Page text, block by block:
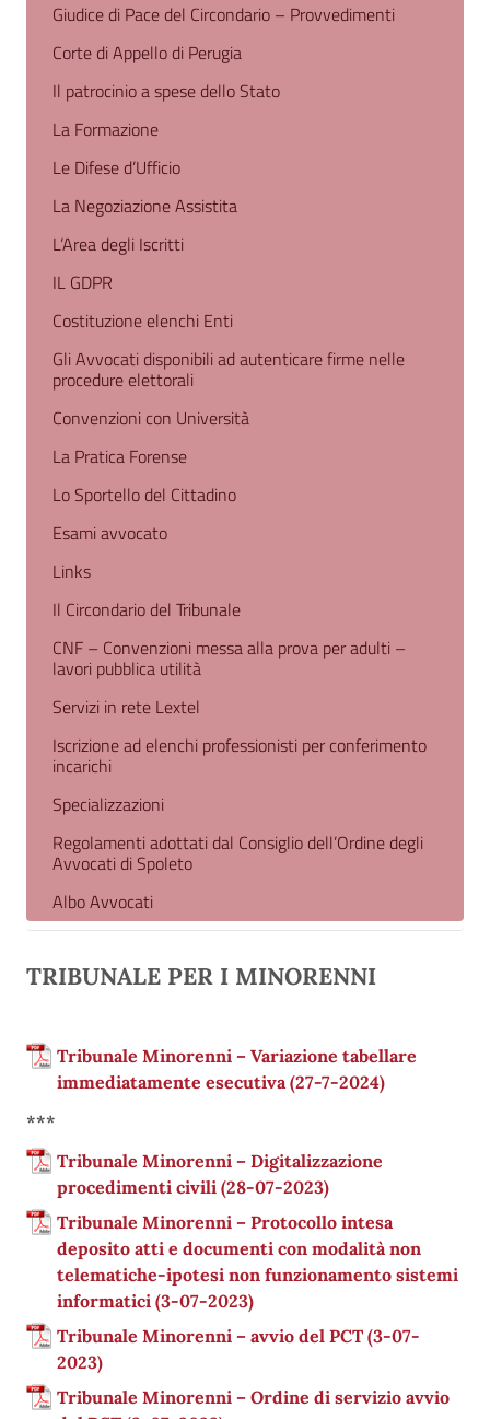
Giudice di Pace del Circondario – Provvedimenti
Corte di Appello di Perugia
Il patrocinio a spese dello Stato
La Formazione
Le Difese d’Ufficio
La Negoziazione Assistita
L’Area degli Iscritti
IL GDPR
Costituzione elenchi Enti
Gli Avvocati disponibili ad autenticare firme nelle
procedure elettorali
Convenzioni con Università
La Pratica Forense
Lo Sportello del Cittadino
Esami avvocato
Links
Il Circondario del Tribunale
CNF – Convenzioni messa alla prova per adulti –
lavori pubblica utilità
Servizi in rete Lextel
Iscrizione ad elenchi professionisti per conferimento
incarichi
Specializzazioni
Regolamenti adottati dal Consiglio dell’Ordine degli
Avvocati di Spoleto
Albo Avvocati
TRIBUNALE PER I MINORENNI
Tribunale Minorenni – Variazione tabellare
immediatamente esecutiva (27-7-2024)
***
Tribunale Minorenni – Digitalizzazione
procedimenti civili (28-07-2023)
Tribunale Minorenni – Protocollo intesa
deposito atti e documenti con modalità non
telematiche-ipotesi non funzionamento sistemi
informatici (3-07-2023)
Tribunale Minorenni – avvio del PCT (3-07-
2023)
Tribunale Minorenni – Ordine di servizio avvio